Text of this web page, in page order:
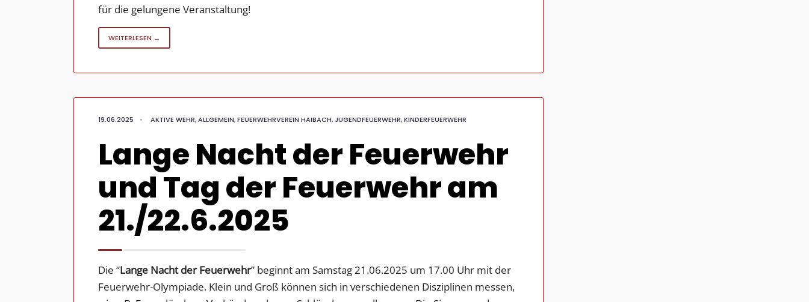
für die gelungene Veranstaltung!
WEITERLESEN →
19.06.2025 • AKTIVE WEHR,ALLGEMEIN,FEUERWEHRVEREIN HAIBACH,JUGENDFEUERWEHR,KINDERFEUERWEHR
Lange Nacht der Feuerwehr
und Tag der Feuerwehr am
21./22.6.2025
Die “Lange Nacht der Feuerwehr” beginnt am Samstag 21.06.2025 um 17.00 Uhr mit der
Feuerwehr-Olympiade. Klein und Groß können sich in verschiedenen Disziplinen messen,